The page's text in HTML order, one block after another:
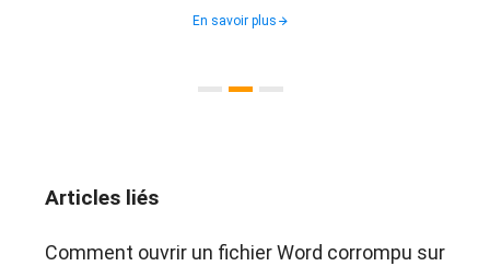
En savoir plus
Articles liés
Comment ouvrir un fichier Word corrompu sur